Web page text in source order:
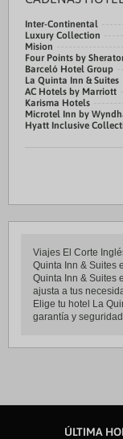
Inter-Continental
Luxury Collection
Mision
Four Points by
Barceló Hotel Group
La Quinta Inn & Suites
AC Hotels by Marriott
Karisma Hotels
Microtel Inn by
Hyatt Inclusive
Viajes El Corte
Quinta Inn & Suites
Quinta Inn & Suites
ajusta a tus
Elige tu hotel La
garantía y
ÚLTIMA